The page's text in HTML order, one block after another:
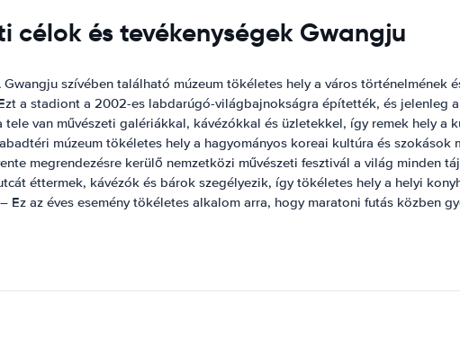
célok és tevékenységek Gwangju
Gwangju szívében található múzeum tökéletes hely a város történelmének
a stadiont a 2002-es labdarúgó-világbajnokságra építették, és jelenleg
tele van művészeti galériákkal, kávézókkal és üzletekkel, így remek hely a
múzeum tökéletes hely a hagyományos koreai kultúra és szokások
megrendezésre kerülő nemzetközi művészeti fesztivál a világ minden
éttermek, kávézók és bárok szegélyezik, így tökéletes hely a helyi
– Ez az éves esemény tökéletes alkalom arra, hogy maratoni futás közben